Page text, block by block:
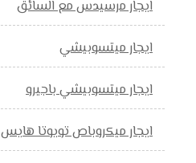
ايجار مرسيدس مع السائق
ايجار ميتسوبيشي
ايجار ميتسوبيشي باجيرو
ايجار ميكروباص تويوتا هايس